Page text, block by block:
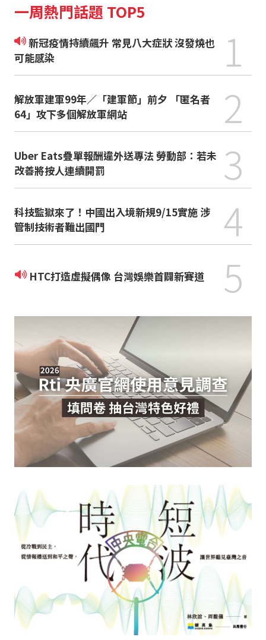
一周熱門話題 TOP5
新冠疫情持續飆升 常見八大症狀 沒發燒也
可能感染
1
解放軍建軍99年／「建軍節」前夕 「匿名者
64」攻下多個解放軍網站
2
Uber Eats疊單報酬違外送專法 勞動部：若未
改善將按人連續開罰
3
科技監獄來了！中國出入境新規9/15實施 涉
管制技術者難出國門
4
HTC打造虛擬偶像 台灣娛樂首闢新賽道 5